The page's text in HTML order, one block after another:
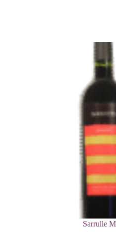
Sarrulle